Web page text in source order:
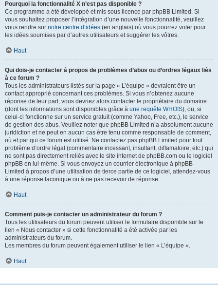
Pourquoi la fonctionnalité X n’est pas disponible ?
Ce programme a été développé et mis sous licence par phpBB Limited. Si
vous souhaitez proposer l’intégration d’une nouvelle fonctionnalité, veuillez
vous rendre sur notre centre d’idées (en anglais) où vous pourrez voter pour
les idées soumises par d’autres utilisateurs et suggérer les vôtres.
Haut
Qui dois-je contacter à propos de problèmes d’abus ou d’ordres légaux liés
à ce forum ?
Tous les administrateurs listés sur la page « L’équipe » devraient être un
contact approprié concernant ces problèmes. Si vous n’obtenez aucune
réponse de leur part, vous devriez alors contacter le propriétaire du domaine
(dont les informations sont disponibles grâce à une requête WHOIS), ou, si
celui-ci fonctionne sur un service gratuit (comme Yahoo, Free, etc.), le service
de gestion des abus. Veuillez noter que phpBB Limited n’a absolument aucune
juridiction et ne peut en aucun cas être tenu comme responsable de comment,
où et par qui ce forum est utilisé. Ne contactez pas phpBB Limited pour tout
problème d’ordre légal (commentaire incessant, insultant, diffamatoire, etc.) qui
ne sont pas directement reliés avec le site internet de phpBB.com ou le logiciel
phpBB en lui-même. Si vous envoyez un courrier électronique à phpBB
Limited à propos d’une utilisation de tierce partie de ce logiciel, attendez-vous
à une réponse laconique ou à ne pas recevoir de réponse.
Haut
Comment puis-je contacter un administrateur du forum ?
Tous les utilisateurs du forum peuvent utiliser le formulaire disponible sur le
lien « Nous contacter » si cette fonctionnalité a été activée par les
administrateurs du forum.
Les membres du forum peuvent également utiliser le lien « L’équipe ».
Haut